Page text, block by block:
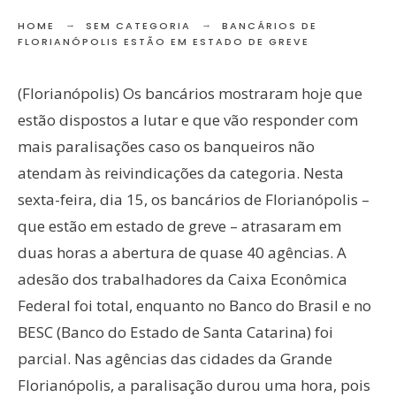
HOME SEM CATEGORIA
BANCÁRIOS DE
FLORIANÓPOLIS ESTÃO EM ESTADO DE GREVE
(Florianópolis) Os bancários mostraram hoje que
estão dispostos a lutar e que vão responder com
mais paralisações caso os banqueiros não
atendam às reivindicações da categoria. Nesta
sexta-feira, dia 15, os bancários de Florianópolis –
que estão em estado de greve – atrasaram em
duas horas a abertura de quase 40 agências. A
adesão dos trabalhadores da Caixa Econômica
Federal foi total, enquanto no Banco do Brasil e no
BESC (Banco do Estado de Santa Catarina) foi
parcial. Nas agências das cidades da Grande
Florianópolis, a paralisação durou uma hora, pois